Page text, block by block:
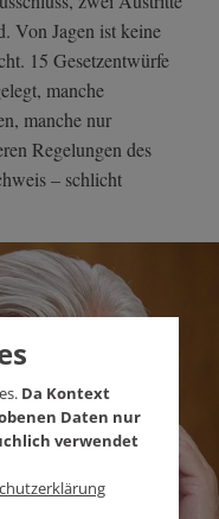
Von Jagen ist keine
15 Gesetzentwürfe
manche
manche nur
Regelungen des
– schlicht
Da Kontext
Daten nur
verwendet